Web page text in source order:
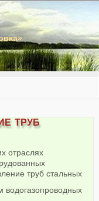
труб
отраслях
труб стальных